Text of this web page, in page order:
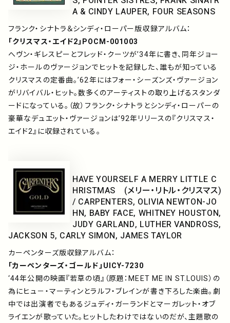
A & CINDY LAUPER, FOUR SEASONS
フランク・シナトラ＆シンディ・ローパー版収録アルバム：
「クリスマス・エイド2」POCM-001003
へヴン・ギレスピーとフレッド・クーツが’34年に書き、同年ジョー
ジ・ホールのヴァージョンでヒットを記録した、誰もが知っている
クリスマスの定番曲。’62年にはフォー・シーズンズ・ヴァージョン
がリバイバル・ヒット。数多くのアーティストの取り上げるスタンダ
ードになっている。（故）フランク・シナトラとシンディ・ローパーの
豪華なデュエット・ヴァージョンは’92年リリースの『クリスマス・
エイド2』に収録されている。
HAVE YOURSELF A MERRY LITTLE C
HRISTMAS (メリー・リトル・クリスマス)
/ CARPENTERS, OLIVIA NEWTON-JO
HN, BABY FACE, WHITNEY HOUSTON,
JUDY GARLAND, LUTHER VANDROSS,
JACKSON 5, CARLY SIMON, JAMES TAYLOR
カーペンターズ版収録アルバム：
「カーペンターズ・ゴールド」UICY-7230
‘44年公開の映画『若草の頃』（原題：MEET ME IN ST.LOUIS）の
為にヒュ－・マーティンとラルフ・ブレインが書き下ろした楽曲。劇
中では出演者でもあるジュディ・ガーランドとマーガレット・オブ
ライエンが歌っていた。ヒットしたわけではないのだが、主題歌の